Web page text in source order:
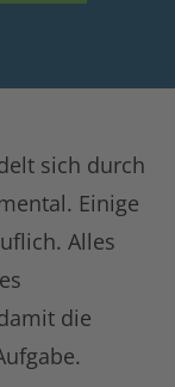
sich durch
Einige
Alles
die